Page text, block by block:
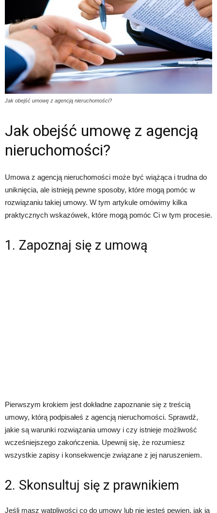
Jak obejść umowę z agencją nieruchomości?
Jak obejść umowę z agencją
nieruchomości?
Umowa z agencją nieruchomości może być wiążąca i trudna do
uniknięcia, ale istnieją pewne sposoby, które mogą pomóc w
rozwiązaniu takiej umowy. W tym artykule omówimy kilka
praktycznych wskazówek, które mogą pomóc Ci w tym procesie.
1. Zapoznaj się z umową
Pierwszym krokiem jest dokładne zapoznanie się z treścią
umowy, którą podpisałeś z agencją nieruchomości. Sprawdź,
jakie są warunki rozwiązania umowy i czy istnieje możliwość
wcześniejszego zakończenia. Upewnij się, że rozumiesz
wszystkie zapisy i konsekwencje związane z jej naruszeniem.
2. Skonsultuj się z prawnikiem
Jeśli masz wątpliwości co do umowy lub nie jesteś pewien, jak ją